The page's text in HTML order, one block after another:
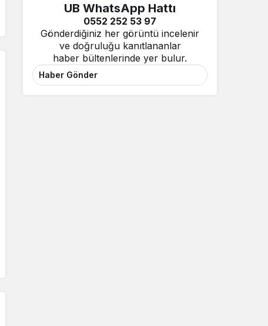
UB WhatsApp Hattı
0552 252 53 97
Gönderdiğiniz her görüntü incelenir
ve doğruluğu kanıtlananlar
haber bültenlerinde yer bulur.
Haber Gönder